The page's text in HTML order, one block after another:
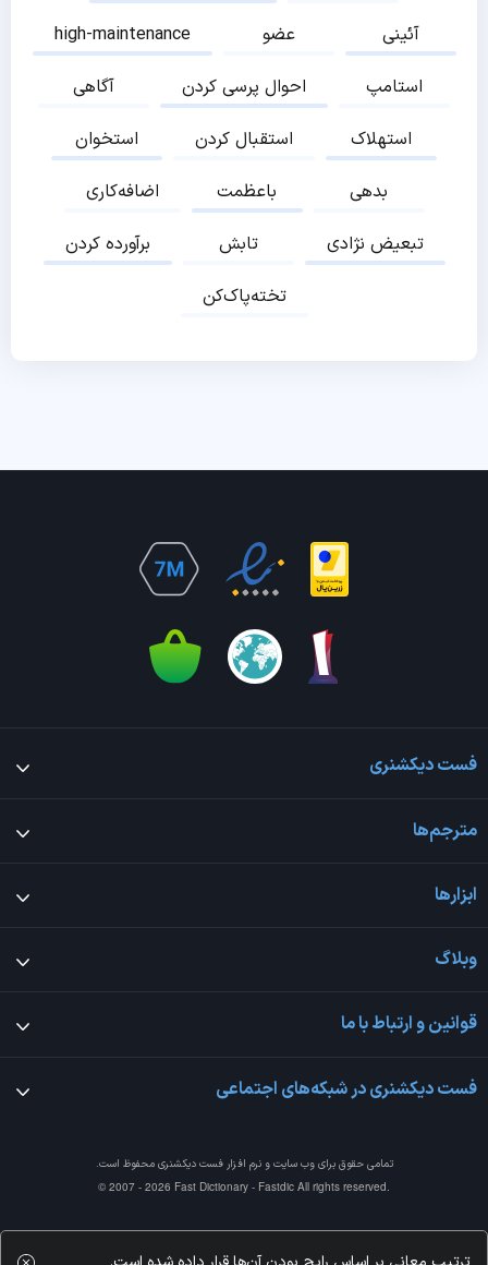
high-maintenance
عضو
آئینی
آگاهی
احوال پرسی کردن
استامپ
استخوان
استقبال کردن
استهلاک
اضافه‌کاری
باعظمت
بدهی
برآورده کردن
تابش
تبعیض نژادی
تخته‌پاک‌کن
فست دیکشنری
مترجم‌ها
ابزارها
وبلاگ
قوانین و ارتباط با ما
فست دیکشنری در شبکه‌های اجتماعی
تمامی حقوق برای وب سایت و نرم افزارفست دیکشنری محفوظ است.
© 2007 - 2026 Fast Dictionary - Fastdic All rights reserved.